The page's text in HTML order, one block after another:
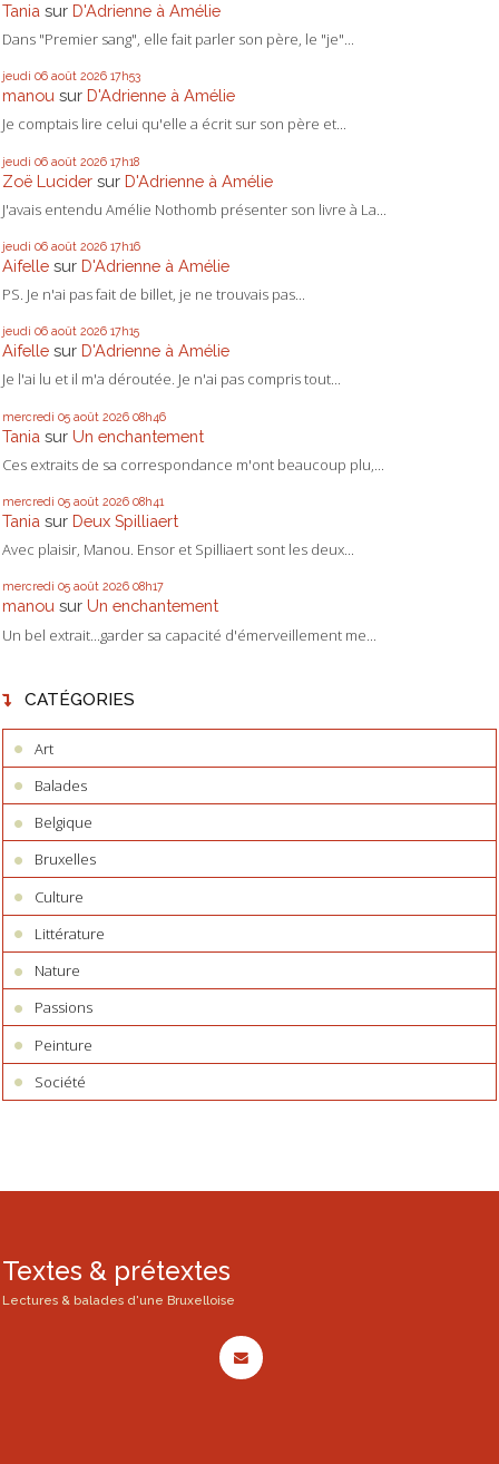
Tania sur D'Adrienne à Amélie
Dans "Premier sang", elle fait parler son père, le "je"...
jeudi 06 août 2026 17h53
manou sur D'Adrienne à Amélie
Je comptais lire celui qu'elle a écrit sur son père et...
jeudi 06 août 2026 17h18
Zoë Lucider sur D'Adrienne à Amélie
J'avais entendu Amélie Nothomb présenter son livre à La...
jeudi 06 août 2026 17h16
Aifelle sur D'Adrienne à Amélie
PS. Je n'ai pas fait de billet, je ne trouvais pas...
jeudi 06 août 2026 17h15
Aifelle sur D'Adrienne à Amélie
Je l'ai lu et il m'a déroutée. Je n'ai pas compris tout...
mercredi 05 août 2026 08h46
Tania sur Un enchantement
Ces extraits de sa correspondance m'ont beaucoup plu,...
mercredi 05 août 2026 08h41
Tania sur Deux Spilliaert
Avec plaisir, Manou. Ensor et Spilliaert sont les deux...
mercredi 05 août 2026 08h17
manou sur Un enchantement
Un bel extrait...garder sa capacité d'émerveillement me...
CATÉGORIES
Art
Balades
Belgique
Bruxelles
Culture
Littérature
Nature
Passions
Peinture
Société
Textes & prétextes
Lectures & balades d'une Bruxelloise